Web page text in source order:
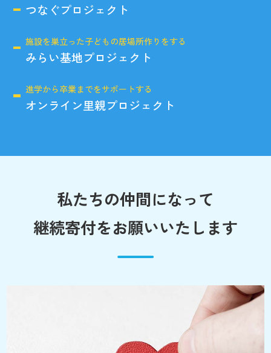
つなぐプロジェクト
施設を巣立った子どもの居場所作りをする
みらい基地プロジェクト
進学から卒業までをサポートする
オンライン里親プロジェクト
私たちの仲間になって
継続寄付をお願いいたします